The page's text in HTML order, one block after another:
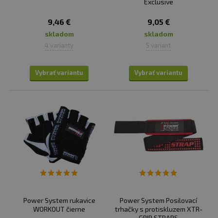
Hákové trhačky
umožňujú rýchle a pevné
uchopenie bez omotávania, čo je praktické pre
Trhačky osmičkyposkytujú maximálnu oporu a
stabilitu - sú obľúbené najmä u vzpieračov a pri
ťažkých silových cvikoch, pretože bezpečne fixujú
FITNESS RUKAVICE
Fitness rukavice chránia dlane
zároveň poskytujú lepší
Klasickými fitness rukavicami, ktoré chránia ruky
9,46 €
skladom
4 varianty
Vybrať variantu
Exclusive
9,05 €
skladom
5 variant
Vybrať variantu
Power System rukavice
WORKOUT čierne
Power System Posilovací
trhačky s protiskluzem XTR-